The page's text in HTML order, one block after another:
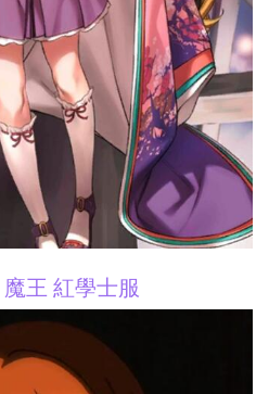
王 紅學士服